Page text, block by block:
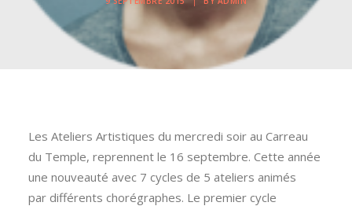
Les Ateliers Artistiques du mercredi soir au Carreau
du Temple, reprennent le 16 septembre. Cette année
une nouveauté avec 7 cycles de 5 ateliers animés
par différents chorégraphes. Le premier cycle